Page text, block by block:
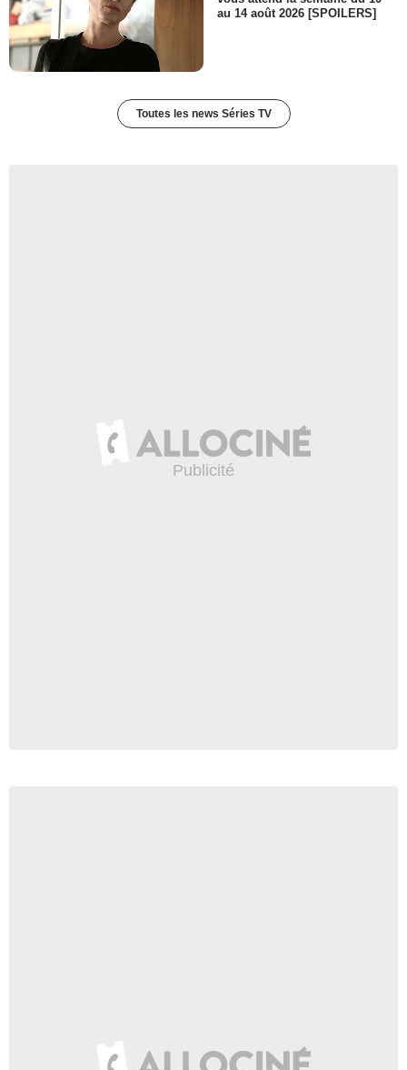
au 14 août 2026 [SPOILERS]
Toutes les news Séries TV